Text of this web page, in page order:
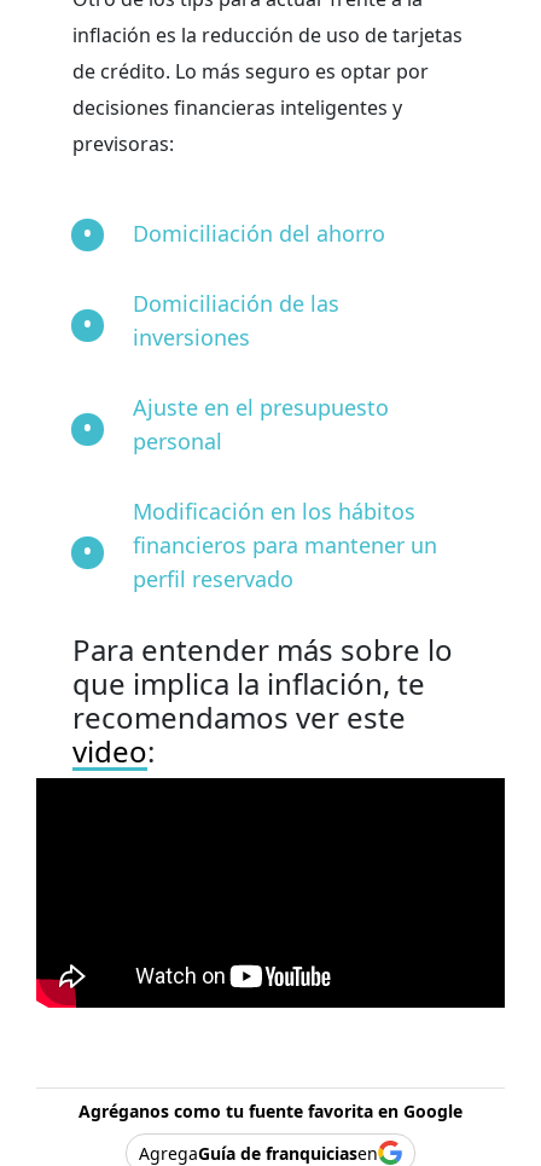
inflación es la reducción de uso de tarjetas
de crédito. Lo más seguro es optar por
decisiones financieras inteligentes y
previsoras:
Domiciliación del ahorro
Domiciliación de las
inversiones
Ajuste en el presupuesto
personal
Modificación en los hábitos
financieros para mantener un
perfil reservado
Para entender más sobre lo
que implica la inflación, te
recomendamos ver este
video:
Agréganos como tu fuente favorita en Google
AgregaGuía de franquiciasen